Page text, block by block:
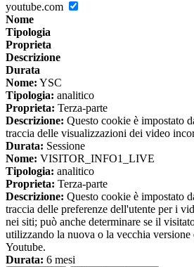
youtube.com
Nome
Tipologia
Proprieta
Descrizione
Durata
Nome: YSC
Tipologia: analitico
Proprieta: Terza-parte
Descrizione: Questo cookie è impostato
traccia delle visualizzazioni dei video
Durata: Sessione
Nome: VISITOR_INFO1_LIVE
Tipologia: analitico
Proprieta: Terza-parte
Descrizione: Questo cookie è impostato
traccia delle preferenze dell'utente per i
nei siti; può anche determinare se il
utilizzando la nuova o la vecchia
Youtube.
Durata: 6 mesi